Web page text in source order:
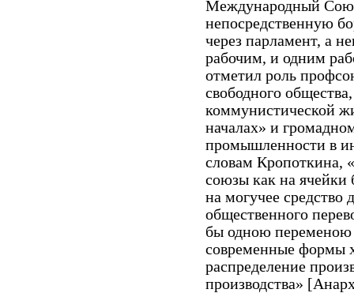
Международный
непосредственную
через парламент, а
рабочим, и одним
отметил роль
свободного
коммунистической
началах» и
промышленности в
словам Кропоткина,
союзы как на ячейки
на могучее средство
общественного
бы одною переменою
современные формы
распределение
производства»